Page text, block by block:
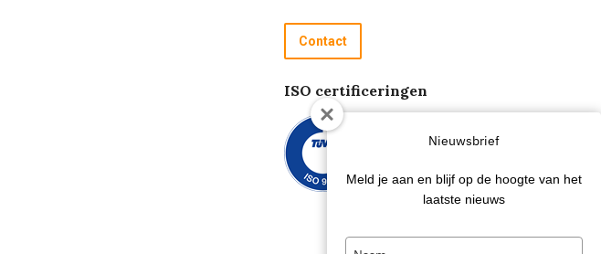
Contact
ISO certificeringen
Nieuwsbrief
Meld je aan en blijf op de hoogte van het
laatste nieuws